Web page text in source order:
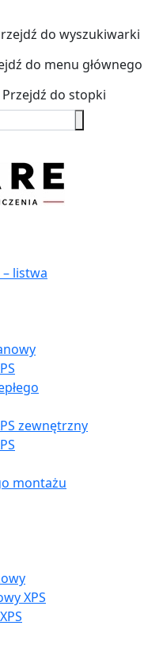
do wyszukiwarki
do menu głównego
Przejdź do stopki
– listwa
zewnętrzny
montażu
XPS